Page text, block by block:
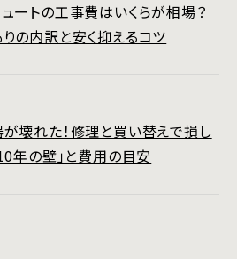
ートの工事費はいくらが相場？
の内訳と安く抑えるコツ
壊れた！修理と買い替えで損し
年の壁」と費用の目安